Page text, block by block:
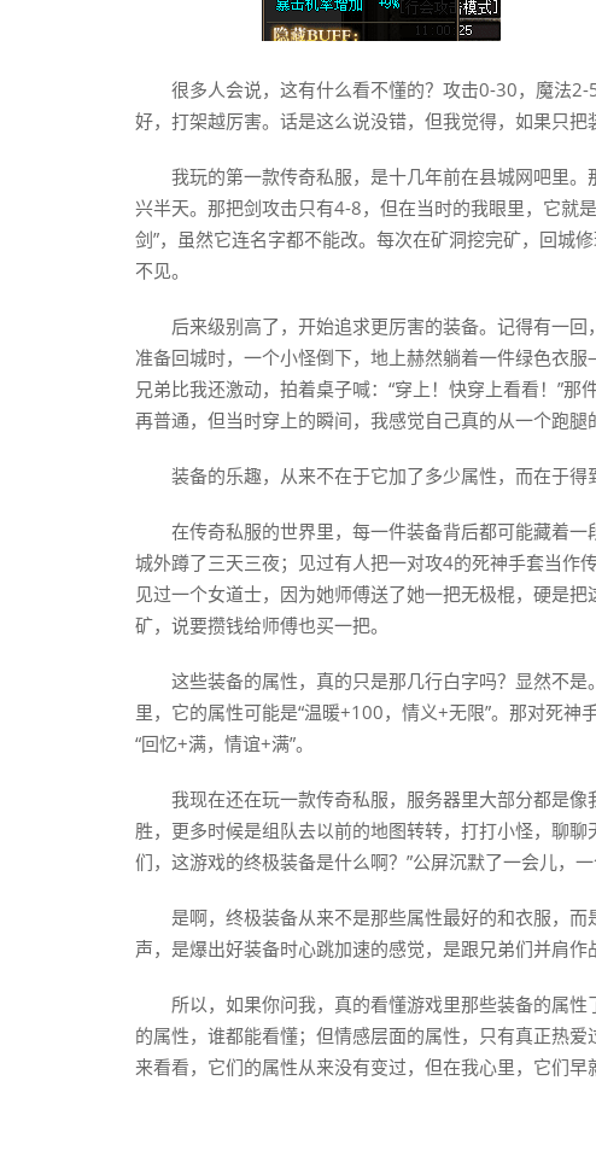
很多人会说，这有什么看不懂的？攻击0-30，魔法
好，打架越厉害。话是这么说没错，但我觉得，如果只把
我玩的第一款传奇私服，是十几年前在县城网吧里
兴半天。那把剑攻击只有4-8，但在当时的我眼里，它就
剑”，虽然它连名字都不能改。每次在矿洞挖完矿，回城
不见。
后来级别高了，开始追求更厉害的装备。记得有一
准备回城时，一个小怪倒下，地上赫然躺着一件绿色衣
兄弟比我还激动，拍着桌子喊：“穿上！快穿上看看！”
再普通，但当时穿上的瞬间，我感觉自己真的从一个跑腿
装备的乐趣，从来不在于它加了多少属性，而在于得
在传奇私服的世界里，每一件装备背后都可能藏着
城外蹲了三天三夜；见过有人把一对攻4的死神手套当作
见过一个女道士，因为她师傅送了她一把无极棍，硬是
矿，说要攒钱给师傅也买一把。
这些装备的属性，真的只是那几行白字吗？显然不
里，它的属性可能是“温暖+100，情义+无限”。那对死
“回忆+满，情谊+满”。
我现在还在玩一款传奇私服，服务器里大部分都是
胜，更多时候是组队去以前的地图转转，打打小怪，聊
们，这游戏的终极装备是什么啊？”公屏沉默了一会儿，
是啊，终极装备从来不是那些属性最好的和衣服，
声，是爆出好装备时心跳加速的感觉，是跟兄弟们并肩作
所以，如果你问我，真的看懂游戏里那些装备的属
的属性，谁都能看懂；但情感层面的属性，只有真正热
来看看，它们的属性从来没有变过，但在我心里，它们早